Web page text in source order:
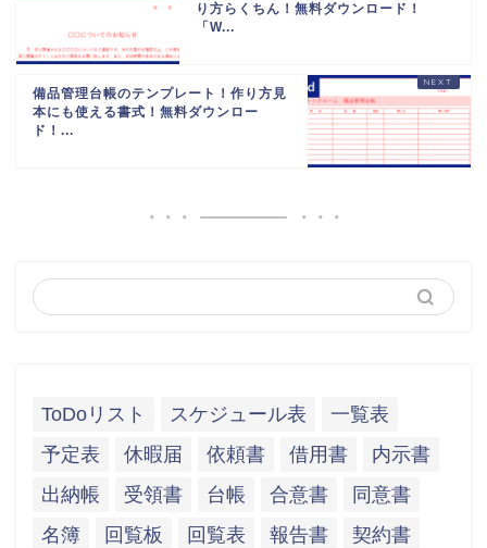
り方らくちん！無料ダウンロード！
「W...
備品管理台帳のテンプレート！作り方見
本にも使える書式！無料ダウンロー
ド！...
ToDoリスト スケジュール表
一覧表
予定表
休暇届 依頼書 借用書
内示書
出納帳
受領書 台帳 合意書
同意書
名簿
回覧板 回覧表 報告書
契約書